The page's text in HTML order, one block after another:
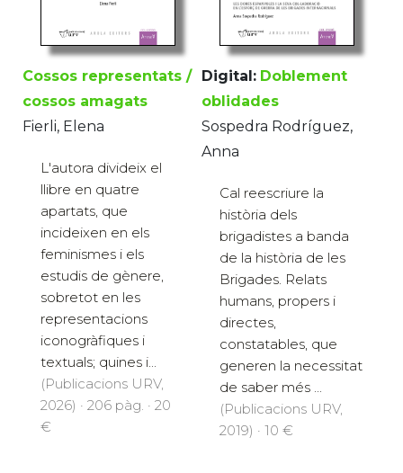
Cossos representats /
cossos amagats
Fierli, Elena
L'autora divideix el
llibre en quatre
apartats, que
incideixen en els
feminismes i els
estudis de gènere,
sobretot en les
representacions
iconogràfiques i
textuals; quines i...
(Publicacions URV,
2026) · 206 pàg. · 20
€
Digital: Doblement
oblidades
Sospedra Rodríguez,
Anna
Cal reescriure la
història dels
brigadistes a banda
de la història de les
Brigades. Relats
humans, propers i
directes,
constatables, que
generen la necessitat
de saber més ...
(Publicacions URV,
2019) · 10 €